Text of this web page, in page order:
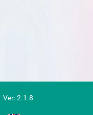
Ver: 2.1.8